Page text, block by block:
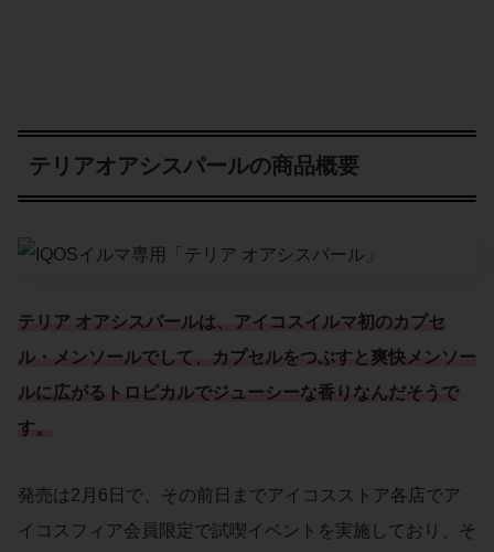
テリアオアシスパールの商品概要
テリア オアシスパールは、アイコスイルマ初のカプセ
ル・メンソールでして、カプセルをつぶすと爽快メンソー
ルに広がるトロピカルでジューシーな香りなんだそうで
す。
発売は2月6日で、その前日までアイコスストア各店でア
イコスフィア会員限定で試喫イベントを実施しており、そ